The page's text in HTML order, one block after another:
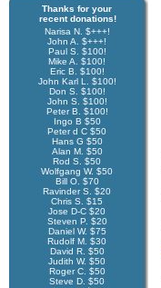
Thanks for your
recent donations!
Narisa N. $+++!
John A. $+++!
Paul S. $100!
Mike A. $100!
Eric B. $100!
John Karl L. $100!
Don S. $100!
John S. $100!
Peter B. $100!
Ingo B $50
Peter d C $50
Hans G $50
Alan M. $50
Rod S. $50
Wolfgang W. $50
Bill O. $70
Ravinder S. $20
Chris S. $15
Jose D-C $20
Steven P. $20
Daniel W. $75
Rudolf M. $30
David R. $50
Judith W. $50
Roger C. $50
Steve D. $50